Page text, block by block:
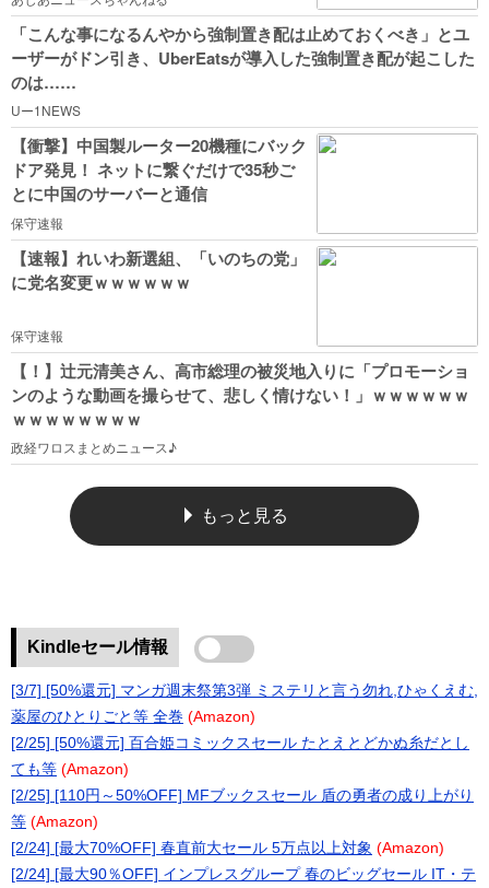
「こんな事になるんやから強制置き配は止めておくべき」とユ
ーザーがドン引き、UberEatsが導入した強制置き配が起こした
のは……
Uー1NEWS
【衝撃】中国製ルーター20機種にバック
ドア発見！ ネットに繋ぐだけで35秒ご
とに中国のサーバーと通信
保守速報
【速報】れいわ新選組、「いのちの党」
に党名変更ｗｗｗｗｗｗ
保守速報
【！】辻元清美さん、高市総理の被災地入りに「プロモーショ
ンのような動画を撮らせて、悲しく情けない！」ｗｗｗｗｗｗ
ｗｗｗｗｗｗｗｗ
政経ワロスまとめニュース♪
もっと見る
Kindleセール情報
[3/7] [50%還元] マンガ週末祭第3弾 ミステリと言う勿れ,ひゃくえむ,
薬屋のひとりごと等 全巻 (Amazon)
[2/25] [50%還元] 百合姫コミックスセール たとえとどかぬ糸だとし
ても等 (Amazon)
[2/25] [110円～50%OFF] MFブックスセール 盾の勇者の成り上がり
等 (Amazon)
[2/24] [最大70%OFF] 春直前大セール 5万点以上対象 (Amazon)
[2/24] [最大90％OFF] インプレスグループ 春のビッグセール IT・テ